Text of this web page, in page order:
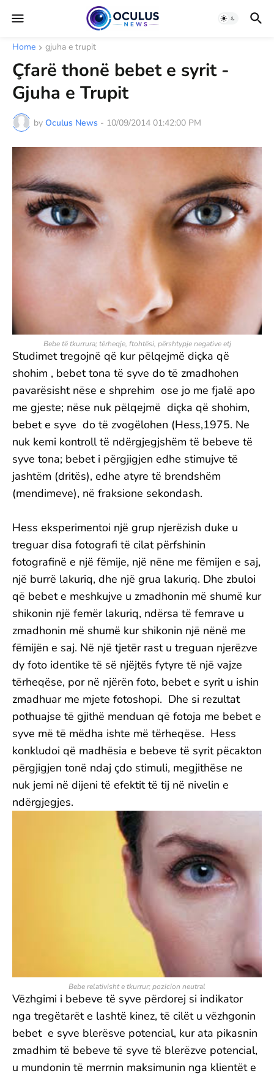
Home gjuha e trupit
Çfarë thonë bebet e syrit -
Gjuha e Trupit
by Oculus News - 10/09/2014 01:42:00 PM
Bebe të tkurrura; tërheqje, ftohtësi, përshtypje negative etj
Studimet tregojnë që kur pëlqejmë diçka që
shohim , bebet tona të syve do të zmadhohen
pavarësisht nëse e shprehim ose jo me fjalë apo
me gjeste; nëse nuk pëlqejmë diçka që shohim,
bebet e syve do të zvogëlohen (Hess,1975. Ne
nuk kemi kontroll të ndërgjegjshëm të bebeve të
syve tona; bebet i përgjigjen edhe stimujve të
jashtëm (dritës), edhe atyre të brendshëm
(mendimeve), në fraksione sekondash.
Hess eksperimentoi një grup njerëzish duke u
treguar disa fotografi të cilat përfshinin
fotografinë e një fëmije, një nëne me fëmijen e saj,
një burrë lakuriq, dhe një grua lakuriq. Dhe zbuloi
që bebet e meshkujve u zmadhonin më shumë kur
shikonin një femër lakuriq, ndërsa të femrave u
zmadhonin më shumë kur shikonin një nënë me
fëmijën e saj. Në një tjetër rast u treguan njerëzve
dy foto identike të së njëjtës fytyre të një vajze
tërheqëse, por në njërën foto, bebet e syrit u ishin
zmadhuar me mjete fotoshopi. Dhe si rezultat
pothuajse të gjithë menduan që fotoja me bebet e
syve më të mëdha ishte më tërheqëse. Hess
konkludoi që madhësia e bebeve të syrit pëcakton
përgjigjen tonë ndaj çdo stimuli, megjithëse ne
nuk jemi në dijeni të efektit të tij në nivelin e
ndërgjegjes.
Bebe relativisht e tkurrur; pozicion neutral
Vëzhgimi i bebeve të syve përdorej si indikator
nga tregëtarët e lashtë kinez, të cilët u vëzhgonin
bebet e syve blerësve potencial, kur ata pikasnin
zmadhim të bebeve të syve të blerëzve potencial,
u mundonin të merrnin maksimunin nga klientët e